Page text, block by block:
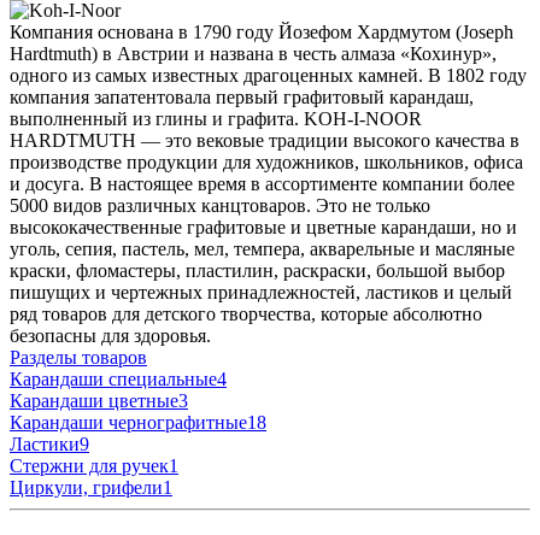
Компания основана в 1790 году Йозефом Хардмутом (Joseph
Hardtmuth) в Австрии и названа в честь алмаза «Кохинур»,
одного из самых известных драгоценных камней. В 1802 году
компания запатентовала первый графитовый карандаш,
выполненный из глины и графита. KOH-I-NOOR
HARDTMUTH — это вековые традиции высокого качества в
производстве продукции для художников, школьников, офиса
и досуга. В настоящее время в ассортименте компании более
5000 видов различных канцтоваров. Это не только
высококачественные графитовые и цветные карандаши, но и
уголь, сепия, пастель, мел, темпера, акварельные и масляные
краски, фломастеры, пластилин, раскраски, большой выбор
пишущих и чертежных принадлежностей, ластиков и целый
ряд товаров для детского творчества, которые абсолютно
безопасны для здоровья.
Разделы товаров
Карандаши специальные4
Карандаши цветные3
Карандаши чернографитные18
Ластики9
Стержни для ручек1
Циркули, грифели1